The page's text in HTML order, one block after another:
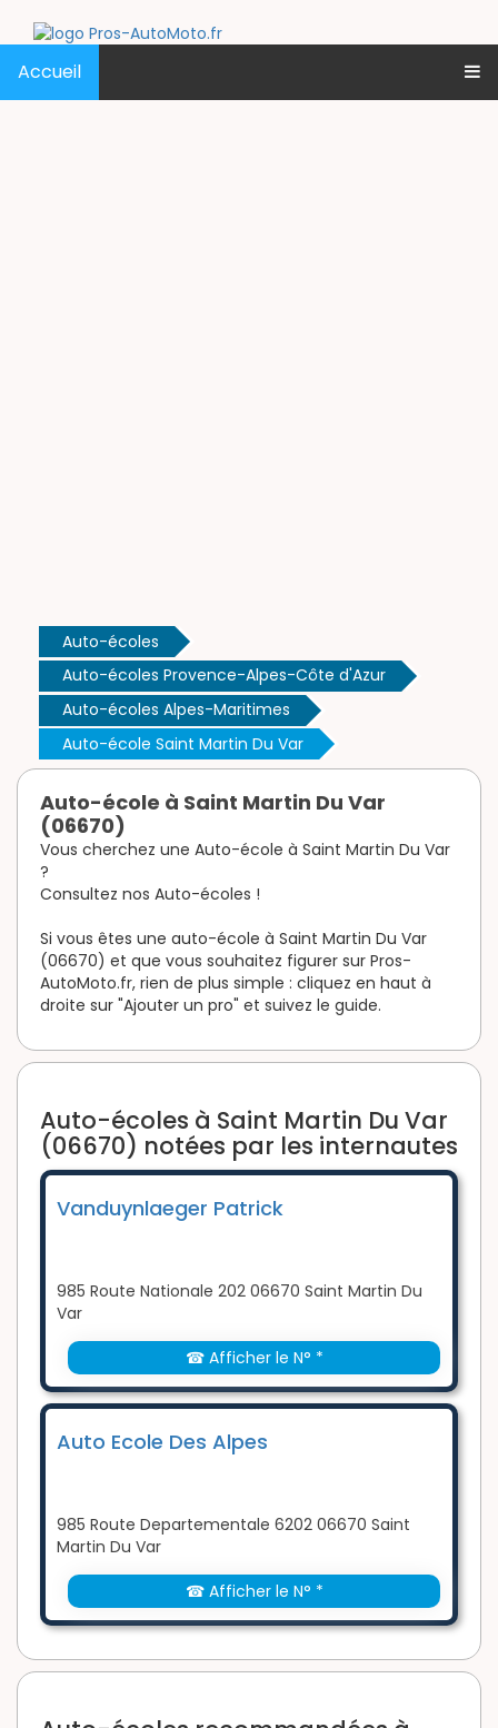
Accueil
Auto-écoles
Auto-écoles Provence-Alpes-Côte d'Azur
Auto-écoles Alpes-Maritimes
Auto-école Saint Martin Du Var
Auto-école à Saint Martin Du Var
(06670)
Vous cherchez une Auto-école à Saint Martin Du Var
?
Consultez nos Auto-écoles !
Si vous êtes une auto-école à Saint Martin Du Var
(06670) et que vous souhaitez figurer sur Pros-
AutoMoto.fr, rien de plus simple : cliquez en haut à
droite sur "Ajouter un pro" et suivez le guide.
Auto-écoles à Saint Martin Du Var
(06670) notées par les internautes
Vanduynlaeger Patrick
985 Route Nationale 202 06670 Saint Martin Du
Var
☎ Afficher le N° *
Auto Ecole Des Alpes
985 Route Departementale 6202 06670 Saint
Martin Du Var
☎ Afficher le N° *